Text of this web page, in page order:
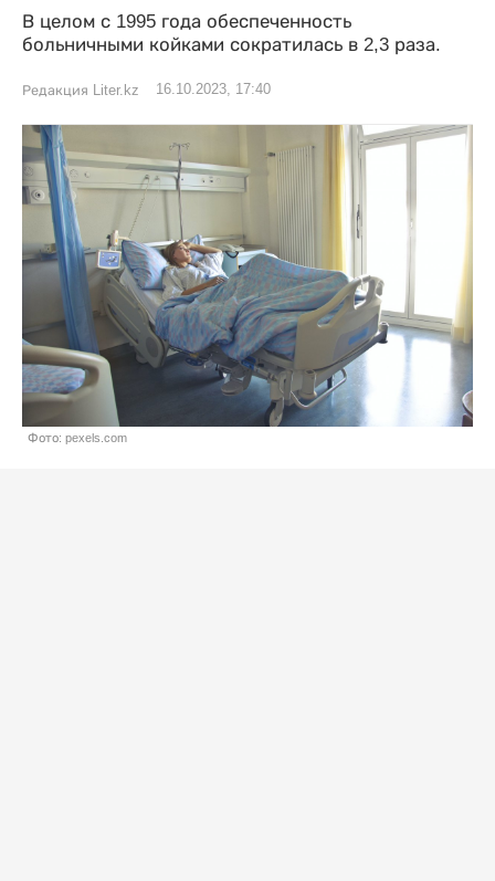
В целом с 1995 года обеспеченность
больничными койками сократилась в 2,3 раза.
Редакция Liter.kz 16.10.2023, 17:40
Фото: pexels.com